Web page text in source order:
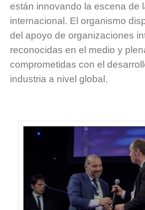
están innovando la escena de
internacional. El organismo
del apoyo de organizaciones
reconocidas en el medio y
comprometidas con el
industria a nivel global.